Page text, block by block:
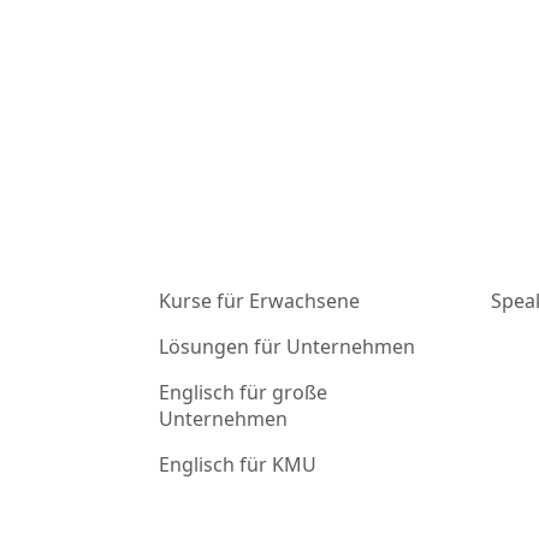
Kurse für Erwachsene
Lösungen für Unternehmen
Englisch für große
Unternehmen
Englisch für KMU